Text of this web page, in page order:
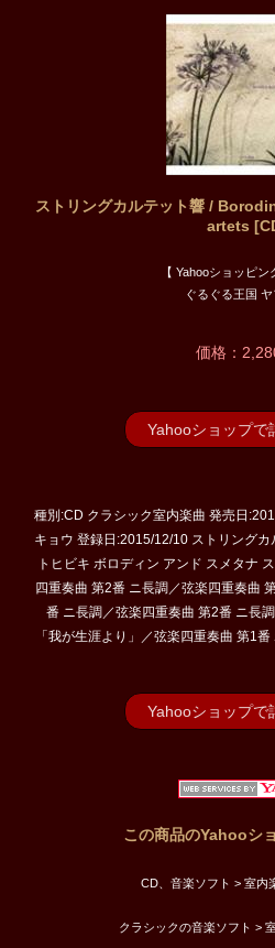
ストリングカルテット響 /
artets
【 Yahooショッピン
ぐるぐる王国
価格：
Yahooショップで
種別:CD クラシック室内楽曲 発売日
キョウ 登録日:2015/12/10 ストリング
トヒビキ ボロディン アンド スメタナ
四重奏曲 第2番 ニ長調／弦楽四重奏曲
番 ニ長調／弦楽四重奏曲 第2番 ニ長
「我が生涯より」／弦楽四重奏曲 第1
Yahooショップで
この商品のYahooシ
CD、音楽ソフト > 室内
クラシックの音楽ソフト >